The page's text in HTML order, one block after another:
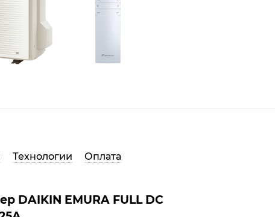
Технологии Оплата
DAIKIN EMURA FULL DC